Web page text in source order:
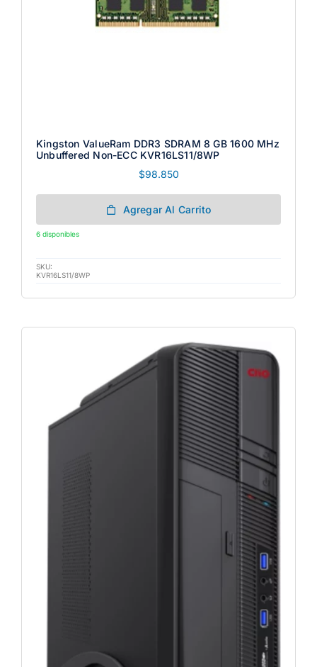
Kingston ValueRam DDR3 SDRAM 8 GB 1600 MHz
Unbuffered Non-ECC KVR16LS11/8WP
$98.850
Agregar Al Carrito
6 disponibles
SKU:
KVR16LS11/8WP